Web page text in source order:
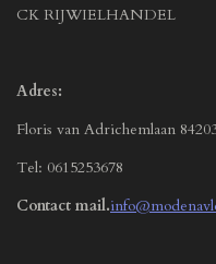
CK RIJWIELHANDEL
Adres:
Floris van Adrichemlaan
Tel: 0615253678
Contact mail.